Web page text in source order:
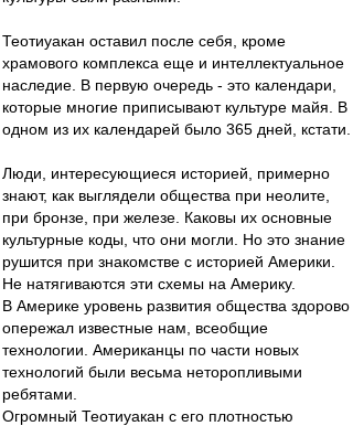
Теотиуакан оставил после себя, кроме
храмового комплекса еще и интеллектуальное
наследие. В первую очередь - это календари,
которые многие приписывают культуре майя. В
одном из их календарей было 365 дней, кстати.
Люди, интересующиеся историей, примерно
знают, как выглядели общества при неолите,
при бронзе, при железе. Каковы их основные
культурные коды, что они могли. Но это знание
рушится при знакомстве с историей Америки.
Не натягиваются эти схемы на Америку.
В Америке уровень развития общества здорово
опережал известные нам, всеобщие
технологии. Американцы по части новых
технологий были весьма неторопливыми
ребятами.
Огромный Теотиуакан с его плотностью